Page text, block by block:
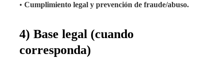
• Cumplimiento legal y prevención de fraude/abuso.
4) Base legal (cuando
corresponda)